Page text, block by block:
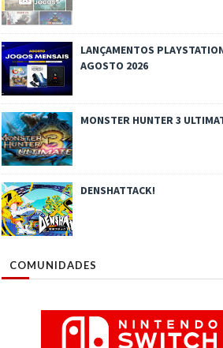
LANÇAMENTOS
AGOSTO 2026
MONSTER HUNTER 3
DENSHATTACK!
COMUNIDADES